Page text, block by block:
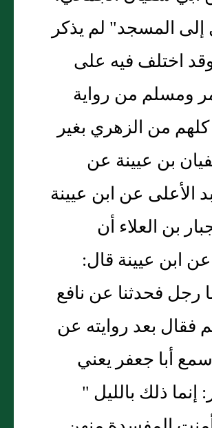
إلى المسجد" لم يذكر
اختلف فيه على
ومسلم من رواية
من الزهري بغير
بن عيينة عن
عن ابن عيينة
بن العلاء أن
ابن عيينة قال:
رجل فحدثنا عن نافع
فقال بعد روايته عن
أبا جعفر يعني
ذلك بالليل "